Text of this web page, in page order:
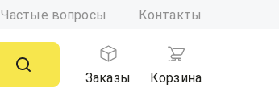
Частые вопросы Контакты
Заказы
Корзина